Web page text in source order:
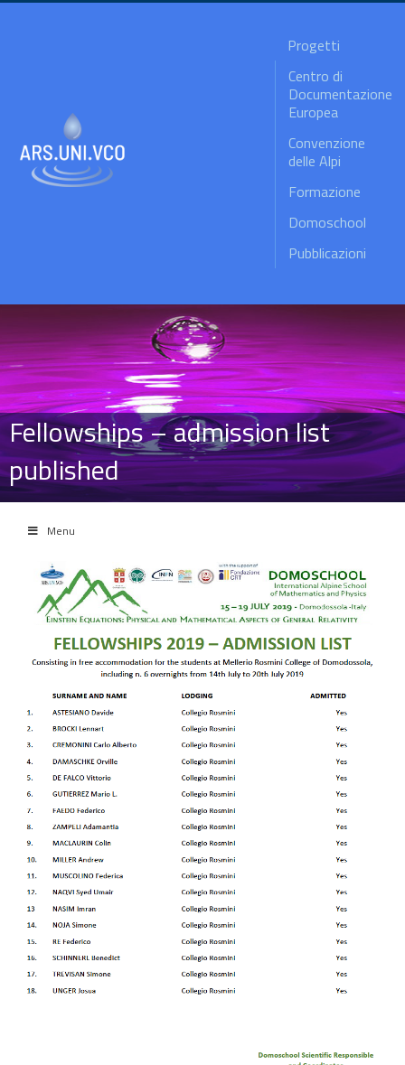
Progetti
Centro di
Documentazione
Europea
Convenzione
delle Alpi
Formazione
Domoschool
Pubblicazioni
Fellowships – admission list
published
Menu